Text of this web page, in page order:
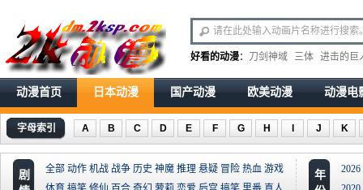
好看的动漫： 刀剑神域 三体 进击的巨
动漫首页 日本动漫 国产动漫 欧美动漫 动漫电
字母索引 A B C D E F G H J K
剧
全部 动作 机战 战争 历史 神魔 推理 悬疑 冒险 热血 游戏
年
2026